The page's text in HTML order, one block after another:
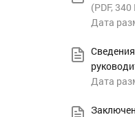
(PDF, 340
Дата
Дата